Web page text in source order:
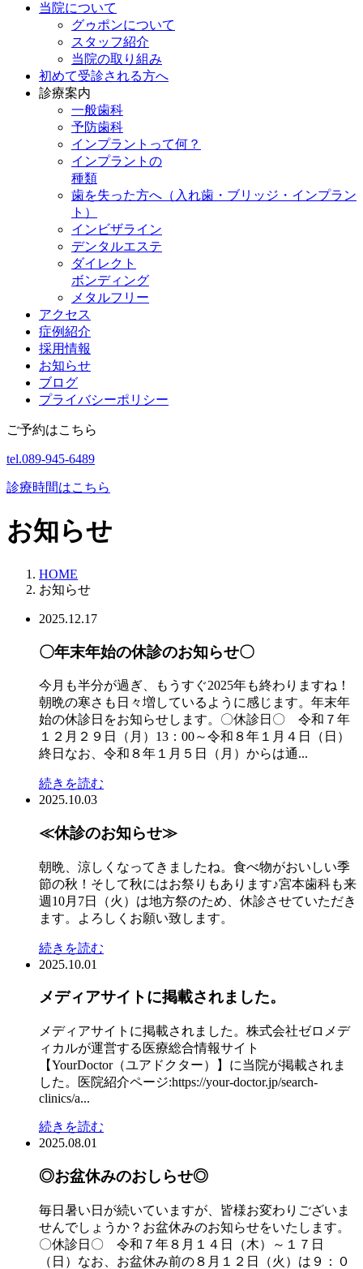
当院について
グゥポンについて
スタッフ紹介
当院の取り組み
初めて受診される方へ
診療案内
一般歯科
予防歯科
インプラントって何？
インプラントの
種類
歯を失った方へ（入れ歯・ブリッジ・インプラン
ト）
インビザライン
デンタルエステ
ダイレクト
ボンディング
メタルフリー
アクセス
症例紹介
採用情報
お知らせ
ブログ
プライバシーポリシー
ご予約はこちら
tel.089-945-6489
診療時間はこちら
お知らせ
HOME
お知らせ
2025.12.17
〇年末年始の休診のお知らせ〇
今月も半分が過ぎ、もうすぐ2025年も終わりますね！
朝晩の寒さも日々増しているように感じます。年末年
始の休診日をお知らせします。〇休診日〇 令和７年
１２月２９日（月）13：00～令和８年１月４日（日）
終日なお、令和８年１月５日（月）からは通...
続きを読む
2025.10.03
≪休診のお知らせ≫
朝晩、涼しくなってきましたね。食べ物がおいしい季
節の秋！そして秋にはお祭りもあります♪宮本歯科も来
週10月7日（火）は地方祭のため、休診させていただき
ます。よろしくお願い致します。
続きを読む
2025.10.01
メディアサイトに掲載されました。
メディアサイトに掲載されました。株式会社ゼロメデ
ィカルが運営する医療総合情報サイト
【YourDoctor（ユアドクター）】に当院が掲載されま
した。医院紹介ページ:https://your-doctor.jp/search-
clinics/a...
続きを読む
2025.08.01
◎お盆休みのおしらせ◎
毎日暑い日が続いていますが、皆様お変わりございま
せんでしょうか？お盆休みのお知らせをいたします。
〇休診日〇 令和７年８月１４日（木）～１７日
（日）なお、お盆休み前の８月１２日（火）は９：０